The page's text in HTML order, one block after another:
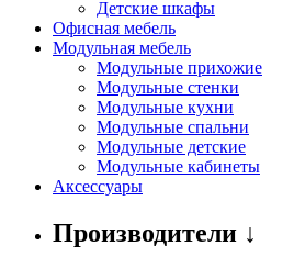
Детские шкафы
Офисная мебель
Модульная мебель
Модульные прихожие
Модульные стенки
Модульные кухни
Модульные спальни
Модульные детские
Модульные кабинеты
Аксессуары
Производители ↓